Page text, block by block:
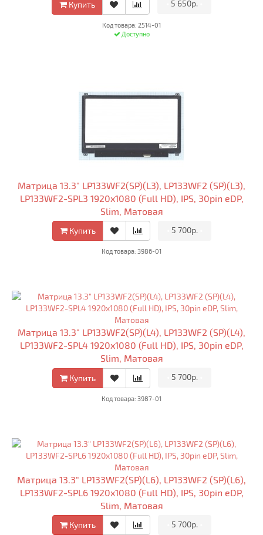
Купить 5 650р.
Код товара: 2514-01
Доступно
Матрица 13.3" LP133WF2(SP)(L3), LP133WF2 (SP)(L3),
LP133WF2-SPL3 1920x1080 (Full HD), IPS, 30pin eDP,
Slim, Матовая
Купить 5 700р.
Код товара: 3986-01
Матрица 13.3" LP133WF2(SP)(L4), LP133WF2 (SP)(L4),
LP133WF2-SPL4 1920x1080 (Full HD), IPS, 30pin eDP,
Slim, Матовая
Купить 5 700р.
Код товара: 3987-01
Матрица 13.3" LP133WF2(SP)(L6), LP133WF2 (SP)(L6),
LP133WF2-SPL6 1920x1080 (Full HD), IPS, 30pin eDP,
Slim, Матовая
Купить 5 700р.